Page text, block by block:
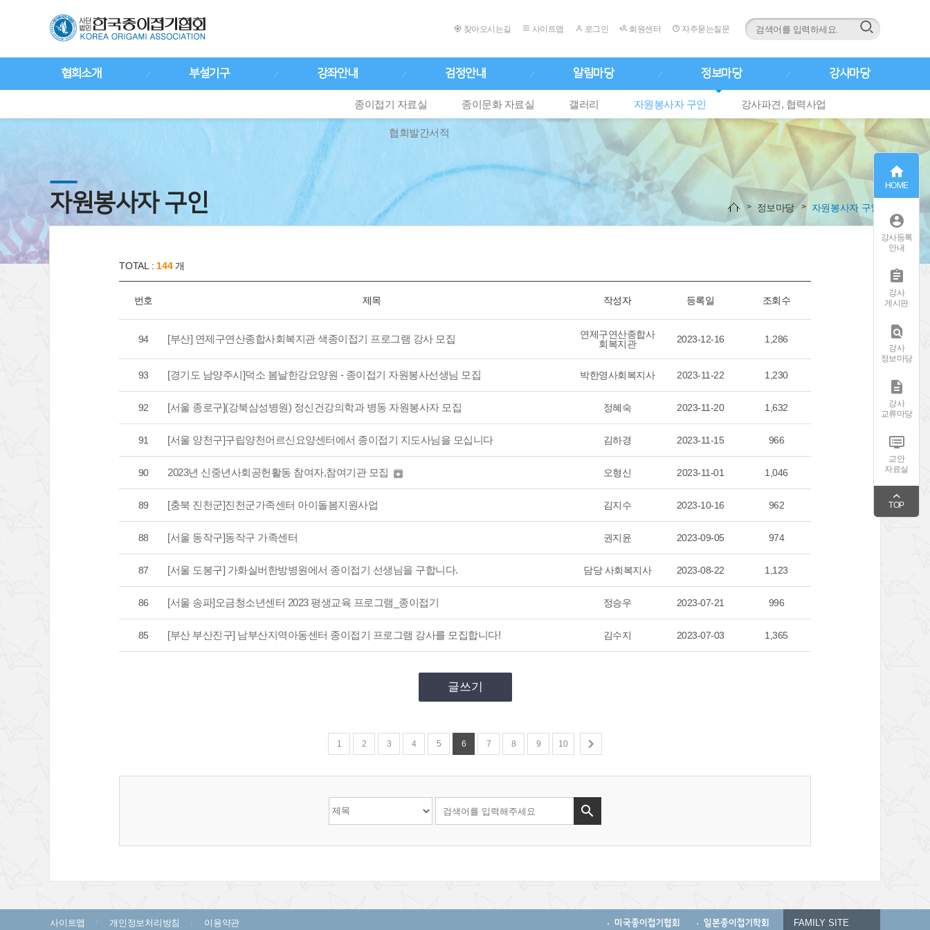
찾아오시는길 사이트맵 로그인 회원센터 자주묻는질문
협회소개 부설기구 강좌안내 검정안내 알림마당 정보마당
종이접기 자료실 종이문화 자료실 갤러리 자원봉사자 구인 강사파견, 협력사업
협회발간서적
강사마당
자원봉사자 구인 정보마당 자원봉사자 구인
TOTAL : 144개
번호 제목 작성자 등록일 조회수
94 [부산] 연제구연산종합사회복지관 색종이접기 프로그램 강사 모집
연제구연산종합사
회복지관
2023-12-16 1,286
93 [경기도 남양주시]덕소 봄날한강요양원 - 종이접기 자원봉사선생님 모집 박한영사회복지사 2023-11-22 1,230
92 [서울 종로구](강북삼성병원) 정신건강의학과 병동 자원봉사자 모집 정혜숙 2023-11-20 1,632
91 [서울 양천구]구립양천어르신요양센터에서 종이접기 지도사님을 모십니다 김하경 2023-11-15 966
90 2023년 신중년사회공헌활동 참여자,참여기관 모집  오형신 2023-11-01 1,046
89 [충북 진천군]진천군가족센터 아이돌봄지원사업 김지수 2023-10-16 962
88 [서울 동작구]동작구 가족센터 권지윤 2023-09-05 974
87 [서울 도봉구] 가화실버한방병원에서 종이접기 선생님을 구합니다. 담당 사회복지사 2023-08-22 1,123
86 [서울 송파]오금청소년센터 2023 평생교육 프로그램_종이접기 정승우 2023-07-21 996
85 [부산 부산진구] 남부산지역아동센터 종이접기 프로그램 강사를 모집합니다! 김수지 2023-07-03 1,365
글쓰기
1 2 3 4 5 6 7 8 9 10 


HOME

강사등록
안내

강사
게시판

강사
정보마당

강사
교류마당

교안
자료실
TOP
사이트맵 개인정보처리방침 이용약관 FAMILY SITE
미국종이접기협회 일본종이접기학회